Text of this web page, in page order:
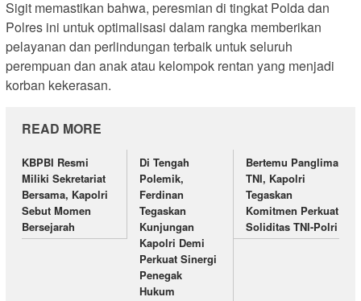
Sigit memastikan bahwa, peresmian di tingkat Polda dan
Polres ini untuk optimalisasi dalam rangka memberikan
pelayanan dan perlindungan terbaik untuk seluruh
perempuan dan anak atau kelompok rentan yang menjadi
korban kekerasan.
READ MORE
KBPBI Resmi
Miliki Sekretariat
Bersama, Kapolri
Sebut Momen
Bersejarah
Di Tengah
Polemik,
Ferdinan
Tegaskan
Kunjungan
Kapolri Demi
Perkuat Sinergi
Penegak
Hukum
Bertemu Panglima
TNI, Kapolri
Tegaskan
Komitmen Perkuat
Soliditas TNI-Polri